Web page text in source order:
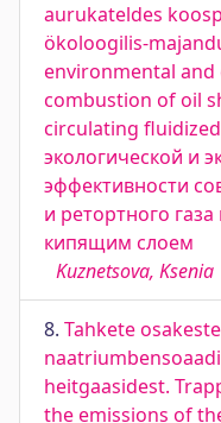
aurukateldes
ökoloogilis-
environmental and
combustion of oil
circulating fluidized
экологической и
эффективности
и ретортного
кипящим слоем
Kuznetsova, Ksenia
8. Tahkete
heitgaasidest.
the emissions of